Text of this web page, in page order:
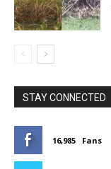
STAY CONNECTED
16,985 Fans